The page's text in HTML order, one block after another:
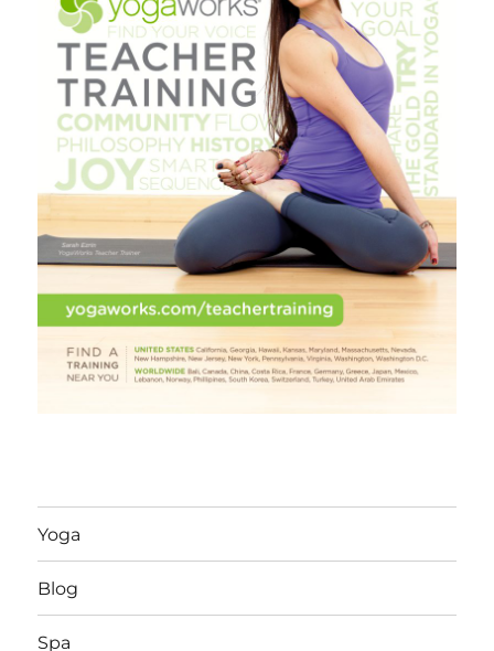
Yoga
Blog
Spa